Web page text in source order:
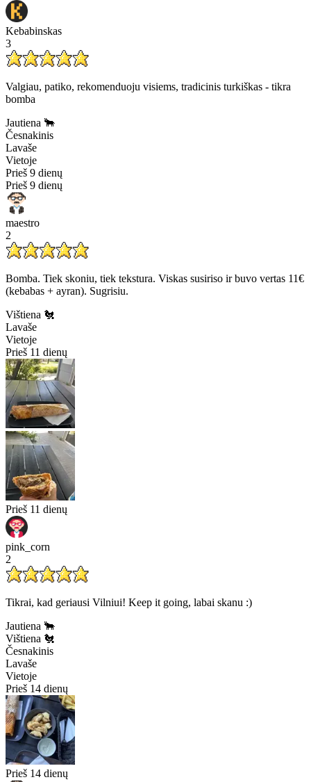
Kebabinskas
3
Valgiau, patiko, rekomenduoju visiems, tradicinis turkiškas - tikra
bomba
Jautiena 🐂
Česnakinis
Lavaše
Vietoje
Prieš 9 dienų
Prieš 9 dienų
maestro
2
Bomba. Tiek skoniu, tiek tekstura. Viskas susiriso ir buvo vertas 11€
(kebabas + ayran). Sugrisiu.
Vištiena 🐔
Lavaše
Vietoje
Prieš 11 dienų
Prieš 11 dienų
pink_corn
2
Tikrai, kad geriausi Vilniui! Keep it going, labai skanu :)
Jautiena 🐂
Vištiena 🐔
Česnakinis
Lavaše
Vietoje
Prieš 14 dienų
Prieš 14 dienų